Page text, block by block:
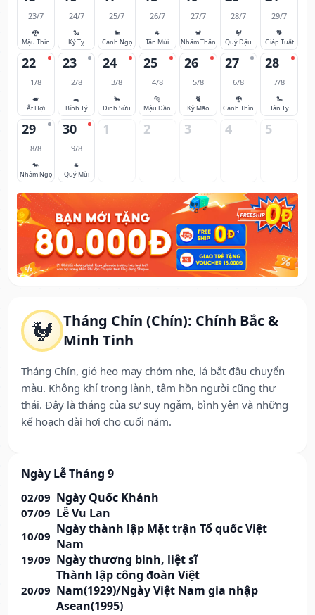
🐓 Tháng Chín (Chín): Chính Bắc &
Minh Tinh
Tháng Chín, gió heo may chớm nhẹ, lá bắt đầu chuyển
màu. Không khí trong lành, tâm hồn người cũng thư
thái. Đây là tháng của sự suy ngẫm, bình yên và những
kế hoạch dài hơi cho cuối năm.
Ngày Lễ Tháng 9
02/09 Ngày Quốc Khánh
07/09 Lễ Vu Lan
10/09 Ngày thành lập Mặt trận Tổ quốc Việt
Nam
19/09 Ngày thương binh, liệt sĩ
20/09
Thành lập công đoàn Việt
Nam(1929)/Ngày Việt Nam gia nhập
Asean(1995)
23/7
🐉
Mậu Thìn
24/7
🐍
Kỷ Tỵ
25/7
🐎
Canh Ngọ
26/7
🐐
Tân Mùi
27/7
🐒
Nhâm Thân
28/7
🐓
Quý Dậu
29/7
🐕
Giáp Tuất
22
1/8
🐖
Ất Hợi
23
2/8
🐀
Bính Tý
24
3/8
🐂
Đinh Sửu
25
4/8
🐅
Mậu Dần
26
5/8
🐈
Kỷ Mão
27
6/8
🐉
Canh Thìn
28
7/8
🐍
Tân Tỵ
29
8/8
🐎
Nhâm Ngọ
30
9/8
🐐
Quý Mùi
1 2 3 4 5